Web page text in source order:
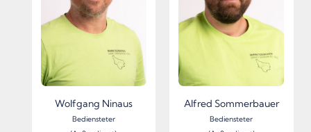
Wolfgang Ninaus
Bediensteter
Alfred Sommerbauer
Bediensteter